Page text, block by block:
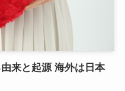
来と起源 海外は日本